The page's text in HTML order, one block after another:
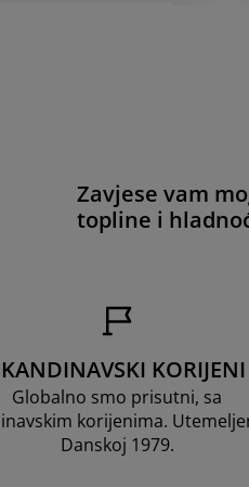
Zavjese vam
topline i
KORIJENI
Globalno smo prisutni, sa
korijenima.
Danskoj 1979.